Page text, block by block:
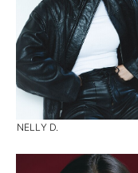
NELLY D.